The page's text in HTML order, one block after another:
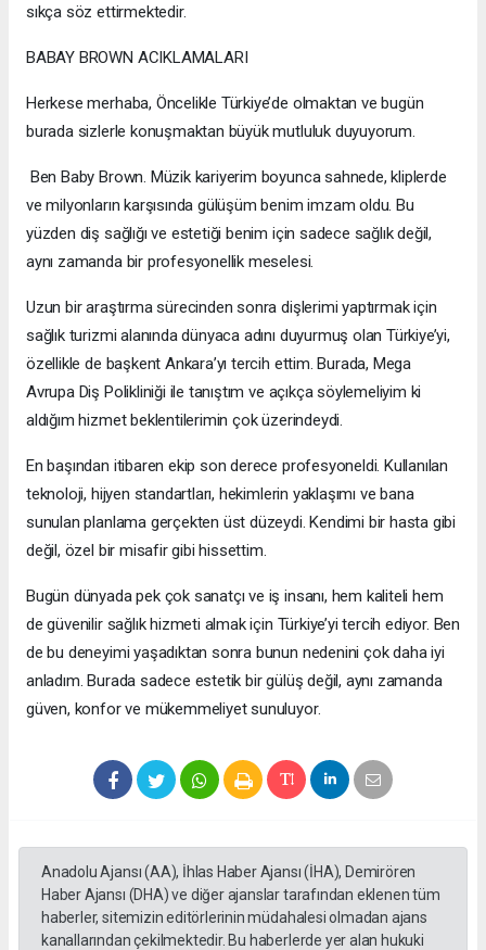
sıkça söz ettirmektedir.
BABAY BROWN ACIKLAMALARI
Herkese merhaba, Öncelikle Türkiye’de olmaktan ve bugün
burada sizlerle konuşmaktan büyük mutluluk duyuyorum.
Ben Baby Brown. Müzik kariyerim boyunca sahnede, kliplerde
ve milyonların karşısında gülüşüm benim imzam oldu. Bu
yüzden diş sağlığı ve estetiği benim için sadece sağlık değil,
aynı zamanda bir profesyonellik meselesi.
Uzun bir araştırma sürecinden sonra dişlerimi yaptırmak için
sağlık turizmi alanında dünyaca adını duyurmuş olan Türkiye’yi,
özellikle de başkent Ankara’yı tercih ettim. Burada, Mega
Avrupa Diş Polikliniği ile tanıştım ve açıkça söylemeliyim ki
aldığım hizmet beklentilerimin çok üzerindeydi.
En başından itibaren ekip son derece profesyoneldi. Kullanılan
teknoloji, hijyen standartları, hekimlerin yaklaşımı ve bana
sunulan planlama gerçekten üst düzeydi. Kendimi bir hasta gibi
değil, özel bir misafir gibi hissettim.
Bugün dünyada pek çok sanatçı ve iş insanı, hem kaliteli hem
de güvenilir sağlık hizmeti almak için Türkiye’yi tercih ediyor. Ben
de bu deneyimi yaşadıktan sonra bunun nedenini çok daha iyi
anladım. Burada sadece estetik bir gülüş değil, aynı zamanda
güven, konfor ve mükemmeliyet sunuluyor.
Anadolu Ajansı (AA), İhlas Haber Ajansı (İHA), Demirören
Haber Ajansı (DHA) ve diğer ajanslar tarafından eklenen tüm
haberler, sitemizin editörlerinin müdahalesi olmadan ajans
kanallarından çekilmektedir. Bu haberlerde yer alan hukuki